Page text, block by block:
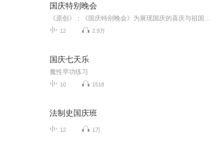
国庆特别晚会
12 2.9万
国庆七天乐
魔性早功练习
10 1518
法制史国庆班
12 1万